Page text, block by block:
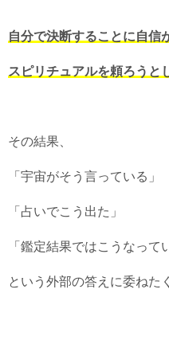
自分で決断することに自信
スピリチュアルを頼ろうと
その結果、
「宇宙がそう言っている」
「占いでこう出た」
「鑑定結果ではこうなって
という外部の答えに委ねた